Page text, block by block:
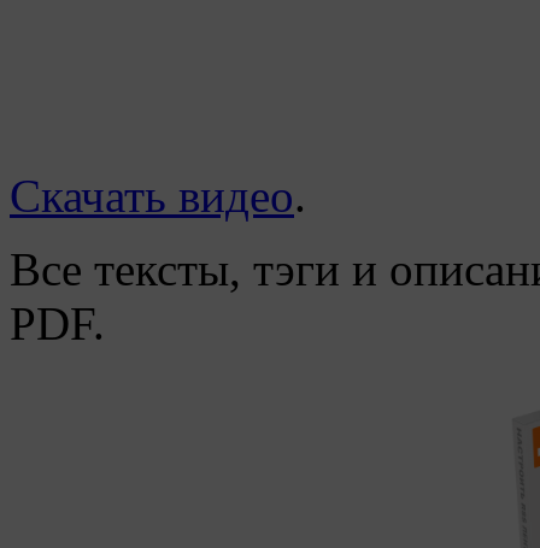
Скачать видео.
Все тексты, тэги и
PDF.